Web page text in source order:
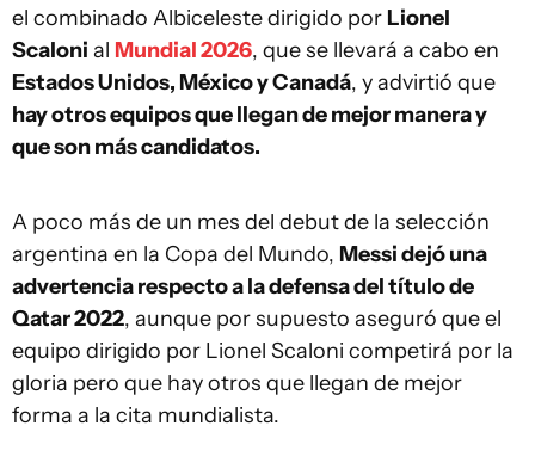
el combinado Albiceleste dirigido por Lionel
Scaloni al Mundial 2026, que se llevará a cabo en
Estados Unidos, México y Canadá, y advirtió que
hay otros equipos que llegan de mejor manera y
que son más candidatos.
A poco más de un mes del debut de la selección
argentina en la Copa del Mundo, Messi dejó una
advertencia respecto a la defensa del título de
Qatar 2022, aunque por supuesto aseguró que el
equipo dirigido por Lionel Scaloni competirá por la
gloria pero que hay otros que llegan de mejor
forma a la cita mundialista.